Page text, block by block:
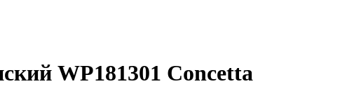
WP181301 Concetta